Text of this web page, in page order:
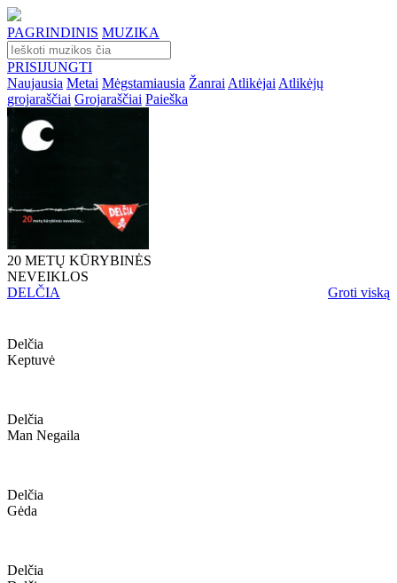
PAGRINDINIS MUZIKA
PRISIJUNGTI
Naujausia Metai Mėgstamiausia Žanrai Atlikėjai Atlikėjų
grojaraščiai Grojaraščiai Paieška
20 METŲ KŪRYBINĖS
NEVEIKLOS
DELČIA
Groti viską
Delčia
Keptuvė
Delčia
Man Negaila
Delčia
Gėda
Delčia